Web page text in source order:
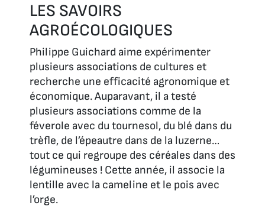
LES SAVOIRS
AGROÉCOLOGIQUES
Philippe Guichard aime expérimenter
plusieurs associations de cultures et
recherche une efficacité agronomique et
économique. Auparavant, il a testé
plusieurs associations comme de la
féverole avec du tournesol, du blé dans du
trèfle, de l’épeautre dans de la luzerne…
tout ce qui regroupe des céréales dans des
légumineuses ! Cette année, il associe la
lentille avec la cameline et le pois avec
l’orge.